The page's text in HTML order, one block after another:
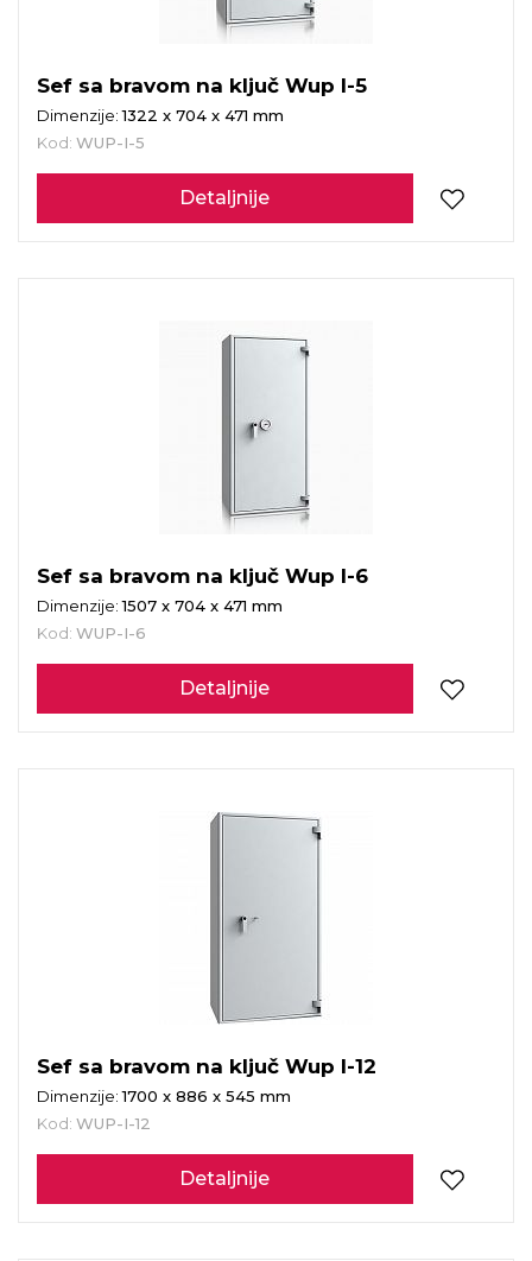
Sef sa bravom na ključ Wup I-5
Dimenzije:1322 x 704 x 471 mm
Kod: WUP-I-5
Detaljnije
Sef sa bravom na ključ Wup I-6
Dimenzije:1507 x 704 x 471 mm
Kod: WUP-I-6
Detaljnije
Sef sa bravom na ključ Wup I-12
Dimenzije:1700 x 886 x 545 mm
Kod: WUP-I-12
Detaljnije